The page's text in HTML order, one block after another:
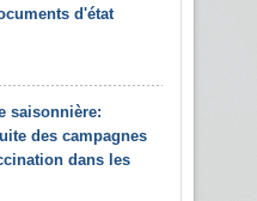
d'état
saisonnière:
des campagnes
dans les